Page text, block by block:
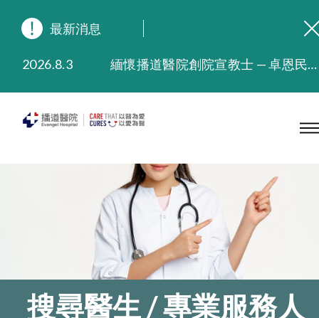
最新消息
2026.8.3
緬懷播道醫院創院宣教士 — 卓恩民醫生香港追思會
2025.9.23
本院在暴雨或颱風警告信號 (包括黑色暴雨及8號或以上熱帶氣旋警告信號) 下，仍會維持有限度服務。如有查詢，可致電2711 5222。
搜尋醫生 / 專業服務人